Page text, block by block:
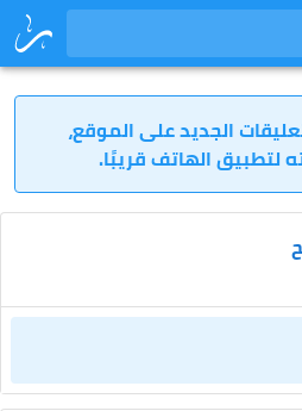
الجديد على الموقع،
لتطبيق الهاتف قريبًا.